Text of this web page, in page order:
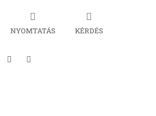
NYOMTATÁS KÉRDÉS